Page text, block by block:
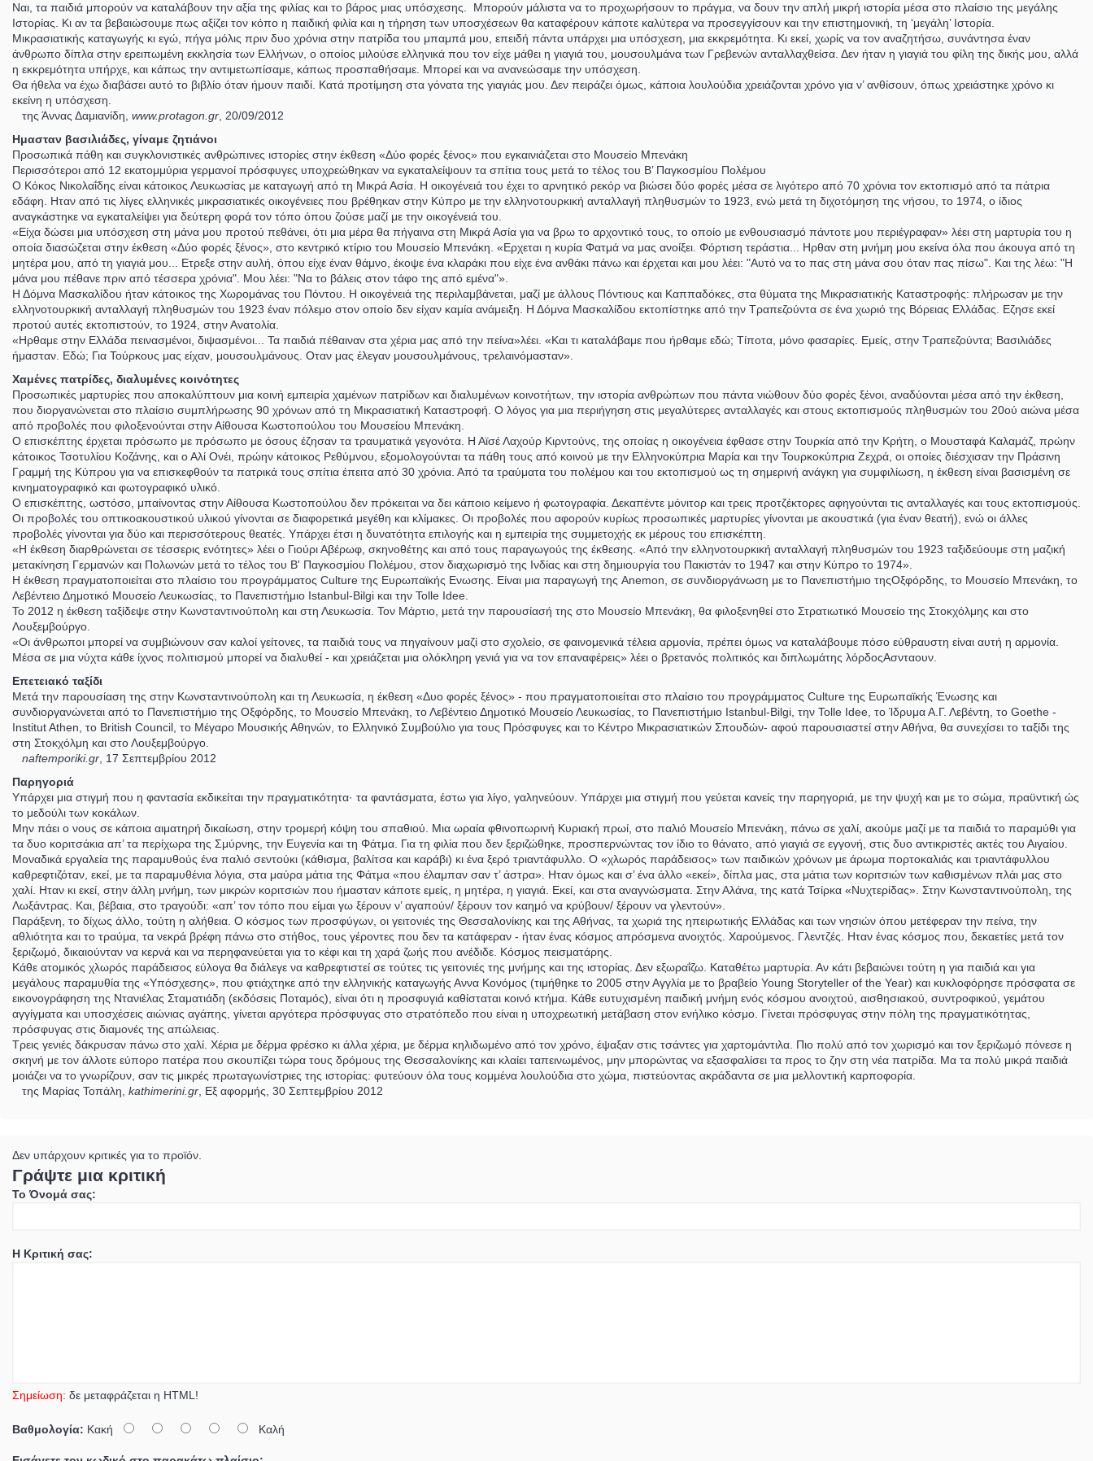
Ναι, τα παιδιά μπορούν να καταλάβουν την αξία της φιλίας και το βάρος μιας υπόσχεσης. Μπορούν μάλιστα να το προχωρήσουν το πράγμα, να δουν την απλή μικρή ιστορία μέσα στο πλαίσιο της μεγάλης
Ιστορίας. Κι αν τα βεβαιώσουμε πως αξίζει τον κόπο η παιδική φιλία και η τήρηση των υποσχέσεων θα καταφέρουν κάποτε καλύτερα να προσεγγίσουν και την επιστημονική, τη ‘μεγάλη’ Ιστορία.
Μικρασιατικής καταγωγής κι εγώ, πήγα μόλις πριν δυο χρόνια στην πατρίδα του μπαμπά μου, επειδή πάντα υπάρχει μια υπόσχεση, μια εκκρεμότητα. Κι εκεί, χωρίς να τον αναζητήσω, συνάντησα έναν
άνθρωπο δίπλα στην ερειπωμένη εκκλησία των Ελλήνων, ο οποίος μιλούσε ελληνικά που τον είχε μάθει η γιαγιά του, μουσουλμάνα των Γρεβενών ανταλλαχθείσα. Δεν ήταν η γιαγιά του φίλη της δικής μου, αλλά
η εκκρεμότητα υπήρχε, και κάπως την αντιμετωπίσαμε, κάπως προσπαθήσαμε. Μπορεί και να ανανεώσαμε την υπόσχεση.
Θα ήθελα να έχω διαβάσει αυτό το βιβλίο όταν ήμουν παιδί. Κατά προτίμηση στα γόνατα της γιαγιάς μου. Δεν πειράζει όμως, κάποια λουλούδια χρειάζονται χρόνο για ν’ ανθίσουν, όπως χρειάστηκε χρόνο κι
εκείνη η υπόσχεση.
της Άννας Δαμιανίδη, www.protagon.gr , 20/09/2012
Ημασταν βασιλιάδες, γίναμε ζητιάνοι
Προσωπικά πάθη και συγκλονιστικές ανθρώπινες ιστορίες στην έκθεση «Δύο φορές ξένος» που εγκαινιάζεται στο Μουσείο Μπενάκη
Περισσότεροι από 12 εκατομμύρια γερμανοί πρόσφυγες υποχρεώθηκαν να εγκαταλείψουν τα σπίτια τους μετά το τέλος του Β’ Παγκοσμίου Πολέμου
Ο Κόκος Νικολαΐδης είναι κάτοικος Λευκωσίας με καταγωγή από τη Μικρά Ασία. Η οικογένειά του έχει το αρνητικό ρεκόρ να βιώσει δύο φορές μέσα σε λιγότερο από 70 χρόνια τον εκτοπισμό από τα πάτρια
εδάφη. Ηταν από τις λίγες ελληνικές μικρασιατικές οικογένειες που βρέθηκαν στην Κύπρο με την ελληνοτουρκική ανταλλαγή πληθυσμών το 1923, ενώ μετά τη διχοτόμηση της νήσου, το 1974, ο ίδιος
αναγκάστηκε να εγκαταλείψει για δεύτερη φορά τον τόπο όπου ζούσε μαζί με την οικογένειά του.
«Είχα δώσει μια υπόσχεση στη μάνα μου προτού πεθάνει, ότι μια μέρα θα πήγαινα στη Μικρά Ασία για να βρω το αρχοντικό τους, το οποίο με ενθουσιασμό πάντοτε μου περιέγραφαν» λέει στη μαρτυρία του η
οποία διασώζεται στην έκθεση «Δύο φορές ξένος», στο κεντρικό κτίριο του Μουσείο Μπενάκη. «Ερχεται η κυρία Φατμά να μας ανοίξει. Φόρτιση τεράστια... Ηρθαν στη μνήμη μου εκείνα όλα που άκουγα από τη
μητέρα μου, από τη γιαγιά μου... Ετρεξε στην αυλή, όπου είχε έναν θάμνο, έκοψε ένα κλαράκι που είχε ένα ανθάκι πάνω και έρχεται και μου λέει: "Αυτό να το πας στη μάνα σου όταν πας πίσω". Και της λέω: "Η
μάνα μου πέθανε πριν από τέσσερα χρόνια". Μου λέει: "Να το βάλεις στον τάφο της από εμένα"».
Η Δόμνα Μασκαλίδου ήταν κάτοικος της Χωρομάνας του Πόντου. Η οικογένειά της περιλαμβάνεται, μαζί με άλλους Πόντιους και Καππαδόκες, στα θύματα της Μικρασιατικής Καταστροφής: πλήρωσαν με την
ελληνοτουρκική ανταλλαγή πληθυσμών του 1923 έναν πόλεμο στον οποίο δεν είχαν καμία ανάμειξη. Η Δόμνα Μασκαλίδου εκτοπίστηκε από την Τραπεζούντα σε ένα χωριό της Βόρειας Ελλάδας. Εζησε εκεί
προτού αυτές εκτοπιστούν, το 1924, στην Ανατολία.
«Ηρθαμε στην Ελλάδα πεινασμένοι, διψασμένοι... Τα παιδιά πέθαιναν στα χέρια μας από την πείνα»λέει. «Και τι καταλάβαμε που ήρθαμε εδώ; Τίποτα, μόνο φασαρίες. Εμείς, στην Τραπεζούντα; Βασιλιάδες
ήμασταν. Εδώ; Για Τούρκους μας είχαν, μουσουλμάνους. Οταν μας έλεγαν μουσουλμάνους, τρελαινόμασταν».
Χαμένες πατρίδες, διαλυμένες κοινότητες
Προσωπικές μαρτυρίες που αποκαλύπτουν μια κοινή εμπειρία χαμένων πατρίδων και διαλυμένων κοινοτήτων, την ιστορία ανθρώπων που πάντα νιώθουν δύο φορές ξένοι, αναδύονται μέσα από την έκθεση,
που διοργανώνεται στο πλαίσιο συμπλήρωσης 90 χρόνων από τη Μικρασιατική Καταστροφή. Ο λόγος για μια περιήγηση στις μεγαλύτερες ανταλλαγές και στους εκτοπισμούς πληθυσμών του 20ού αιώνα μέσα
από προβολές που φιλοξενούνται στην Αίθουσα Κωστοπούλου του Μουσείου Μπενάκη.
Ο επισκέπτης έρχεται πρόσωπο με πρόσωπο με όσους έζησαν τα τραυματικά γεγονότα. Η Αϊσέ Λαχούρ Κιρντούνς, της οποίας η οικογένεια έφθασε στην Τουρκία από την Κρήτη, ο Μουσταφά Καλαμάζ, πρώην
κάτοικος Τσοτυλίου Κοζάνης, και ο Αλί Ονέι, πρώην κάτοικος Ρεθύμνου, εξομολογούνται τα πάθη τους από κοινού με την Ελληνοκύπρια Μαρία και την Τουρκοκύπρια Ζεχρά, οι οποίες διέσχισαν την Πράσινη
Γραμμή της Κύπρου για να επισκεφθούν τα πατρικά τους σπίτια έπειτα από 30 χρόνια. Από τα τραύματα του πολέμου και του εκτοπισμού ως τη σημερινή ανάγκη για συμφιλίωση, η έκθεση είναι βασισμένη σε
κινηματογραφικό και φωτογραφικό υλικό.
Ο επισκέπτης, ωστόσο, μπαίνοντας στην Αίθουσα Κωστοπούλου δεν πρόκειται να δει κάποιο κείμενο ή φωτογραφία. Δεκαπέντε μόνιτορ και τρεις προτζέκτορες αφηγούνται τις ανταλλαγές και τους εκτοπισμούς.
Οι προβολές του οπτικοακουστικού υλικού γίνονται σε διαφορετικά μεγέθη και κλίμακες. Οι προβολές που αφορούν κυρίως προσωπικές μαρτυρίες γίνονται με ακουστικά (για έναν θεατή), ενώ οι άλλες
προβολές γίνονται για δύο και περισσότερους θεατές. Υπάρχει έτσι η δυνατότητα επιλογής και η εμπειρία της συμμετοχής εκ μέρους του επισκέπτη.
«Η έκθεση διαρθρώνεται σε τέσσερις ενότητες» λέει ο Γιούρι Αβέρωφ, σκηνοθέτης και από τους παραγωγούς της έκθεσης. «Από την ελληνοτουρκική ανταλλαγή πληθυσμών του 1923 ταξιδεύουμε στη μαζική
μετακίνηση Γερμανών και Πολωνών μετά το τέλος του Β' Παγκοσμίου Πολέμου, στον διαχωρισμό της Ινδίας και στη δημιουργία του Πακιστάν το 1947 και στην Κύπρο το 1974».
Η έκθεση πραγματοποιείται στο πλαίσιο του προγράμματος Culture της Ευρωπαϊκής Ενωσης. Είναι μια παραγωγή της Anemon, σε συνδιοργάνωση με το Πανεπιστήμιο τηςΟξφόρδης, το Μουσείο Μπενάκη, το
Λεβέντειο Δημοτικό Μουσείο Λευκωσίας, το Πανεπιστήμιο Istanbul-Bilgi και την Tolle Idee.
Το 2012 η έκθεση ταξίδεψε στην Κωνσταντινούπολη και στη Λευκωσία. Τον Μάρτιο, μετά την παρουσίασή της στο Μουσείο Μπενάκη, θα φιλοξενηθεί στο Στρατιωτικό Μουσείο της Στοκχόλμης και στο
Λουξεμβούργο.
«Οι άνθρωποι μπορεί να συμβιώνουν σαν καλοί γείτονες, τα παιδιά τους να πηγαίνουν μαζί στο σχολείο, σε φαινομενικά τέλεια αρμονία, πρέπει όμως να καταλάβουμε πόσο εύθραυστη είναι αυτή η αρμονία.
Μέσα σε μια νύχτα κάθε ίχνος πολιτισμού μπορεί να διαλυθεί - και χρειάζεται μια ολόκληρη γενιά για να τον επαναφέρεις» λέει ο βρετανός πολιτικός και διπλωμάτης λόρδοςΑσνταουν.
Επετειακό ταξίδι
Μετά την παρουσίαση της στην Κωνσταντινούπολη και τη Λευκωσία, η έκθεση «Δυο φορές ξένος» - που πραγματοποιείται στο πλαίσιο του προγράμματος Culture της Ευρωπαϊκής Ένωσης και
συνδιοργανώνεται από το Πανεπιστήμιο της Οξφόρδης, το Μουσείο Μπενάκη, το Λεβέντειο Δημοτικό Μουσείο Λευκωσίας, το Πανεπιστήμιο Istanbul-Bilgi, την Tolle Idee, το Ίδρυμα Α.Γ. Λεβέντη, το Goethe -
Institut Athen, το British Council, το Μέγαρο Μουσικής Αθηνών, το Ελληνικό Συμβούλιο για τους Πρόσφυγες και το Κέντρο Μικρασιατικών Σπουδών- αφού παρουσιαστεί στην Αθήνα, θα συνεχίσει το ταξίδι της
στη Στοκχόλμη και στο Λουξεμβούργο.
naftemporiki.gr , 17 Σεπτεμβρίου 2012
Παρηγοριά
Υπάρχει μια στιγμή που η φαντασία εκδικείται την πραγματικότητα· τα φαντάσματα, έστω για λίγο, γαληνεύουν. Υπάρχει μια στιγμή που γεύεται κανείς την παρηγοριά, με την ψυχή και με το σώμα, πραϋντική ώς
το μεδούλι των κοκάλων.
Μην πάει ο νους σε κάποια αιματηρή δικαίωση, στην τρομερή κόψη του σπαθιού. Μια ωραία φθινοπωρινή Κυριακή πρωί, στο παλιό Μουσείο Μπενάκη, πάνω σε χαλί, ακούμε μαζί με τα παιδιά το παραμύθι για
τα δυο κοριτσάκια απ’ τα περίχωρα της Σμύρνης, την Ευγενία και τη Φάτμα. Για τη φιλία που δεν ξεριζώθηκε, προσπερνώντας τον ίδιο το θάνατο, από γιαγιά σε εγγονή, στις δυο αντικριστές ακτές του Αιγαίου.
Μοναδικά εργαλεία της παραμυθούς ένα παλιό σεντούκι (κάθισμα, βαλίτσα και καράβι) κι ένα ξερό τριαντάφυλλο. Ο «χλωρός παράδεισος» των παιδικών χρόνων με άρωμα πορτοκαλιάς και τριαντάφυλλου
καθρεφτιζόταν, εκεί, με τα παραμυθένια λόγια, στα μαύρα μάτια της Φάτμα «που έλαμπαν σαν τ’ άστρα». Ηταν όμως και σ’ ένα άλλο «εκεί», δίπλα μας, στα μάτια των κοριτσιών των καθισμένων πλάι μας στο
χαλί. Ηταν κι εκεί, στην άλλη μνήμη, των μικρών κοριτσιών που ήμασταν κάποτε εμείς, η μητέρα, η γιαγιά. Εκεί, και στα αναγνώσματα. Στην Αλάνα, της κατά Τσίρκα «Νυχτερίδας». Στην Κωνσταντινούπολη, της
Λωξάντρας. Και, βέβαια, στο τραγούδι: «απ’ τον τόπο που είμαι γω ξέρουν ν’ αγαπούν/ ξέρουν τον καημό να κρύβουν/ ξέρουν να γλεντούν».
Παράξενη, το δίχως άλλο, τούτη η αλήθεια. Ο κόσμος των προσφύγων, οι γειτονιές της Θεσσαλονίκης και της Αθήνας, τα χωριά της ηπειρωτικής Ελλάδας και των νησιών όπου μετέφεραν την πείνα, την
αθλιότητα και το τραύμα, τα νεκρά βρέφη πάνω στο στήθος, τους γέροντες που δεν τα κατάφεραν - ήταν ένας κόσμος απρόσμενα ανοιχτός. Χαρούμενος. Γλεντζές. Ηταν ένας κόσμος που, δεκαετίες μετά τον
ξεριζωμό, δικαιούνταν να κερνά και να περηφανεύεται για το κέφι και τη χαρά ζωής που ανέδιδε. Κόσμος πεισματάρης.
Κάθε ατομικός χλωρός παράδεισος εύλογα θα διάλεγε να καθρεφτιστεί σε τούτες τις γειτονιές της μνήμης και της ιστορίας. Δεν εξωραΐζω. Καταθέτω μαρτυρία. Αν κάτι βεβαιώνει τούτη η για παιδιά και για
μεγάλους παραμυθία της «Υπόσχεσης», που φτιάχτηκε από την ελληνικής καταγωγής Αννα Κονόμος (τιμήθηκε το 2005 στην Αγγλία με το βραβείο Young Storyteller of the Year) και κυκλοφόρησε πρόσφατα σε
εικονογράφηση της Ντανιέλας Σταματιάδη (εκδόσεις Ποταμός), είναι ότι η προσφυγιά καθίσταται κοινό κτήμα. Κάθε ευτυχισμένη παιδική μνήμη ενός κόσμου ανοιχτού, αισθησιακού, συντροφικού, γεμάτου
αγγίγματα και υποσχέσεις αιώνιας αγάπης, γίνεται αργότερα πρόσφυγας στο στρατόπεδο που είναι η υποχρεωτική μετάβαση στον ενήλικο κόσμο. Γίνεται πρόσφυγας στην πόλη της πραγματικότητας,
πρόσφυγας στις διαμονές της απώλειας.
Τρεις γενιές δάκρυσαν πάνω στο χαλί. Χέρια με δέρμα φρέσκο κι άλλα χέρια, με δέρμα κηλιδωμένο από τον χρόνο, έψαξαν στις τσάντες για χαρτομάντιλα. Πιο πολύ από τον χωρισμό και τον ξεριζωμό πόνεσε η
σκηνή με τον άλλοτε εύπορο πατέρα που σκουπίζει τώρα τους δρόμους της Θεσσαλονίκης και κλαίει ταπεινωμένος, μην μπορώντας να εξασφαλίσει τα προς το ζην στη νέα πατρίδα. Μα τα πολύ μικρά παιδιά
μοιάζει να το γνωρίζουν, σαν τις μικρές πρωταγωνίστριες της ιστορίας: φυτεύουν όλα τους κομμένα λουλούδια στο χώμα, πιστεύοντας ακράδαντα σε μια μελλοντική καρποφορία.
της Μαρίας Τοπάλη, kathimerini.gr , Eξ αφορμής, 30 Σεπτεμβρίου 2012
Δεν υπάρχουν κριτικές για το προϊόν.
Γράψτε μια κριτική
Το Όνομά σας:
Η Κριτική σας:
Σημείωση: δε μεταφράζεται η HTML!
Βαθμολογία: Κακή Καλή